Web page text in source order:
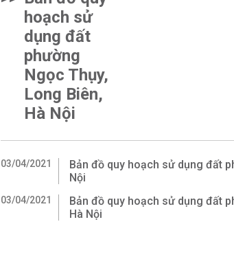
hoạch sử
dụng đất
phường
Ngọc Thụy,
Long Biên,
Hà Nội
03/04/2021
Bản đồ quy hoạch sử dụng đất
Nội
03/04/2021
Bản đồ quy hoạch sử dụng đất
Hà Nội